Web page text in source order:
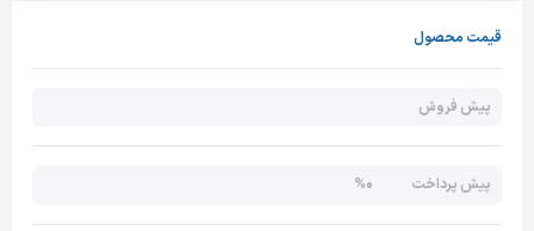
قیمت محصول
پیش فروش
پیش پرداخت 0%